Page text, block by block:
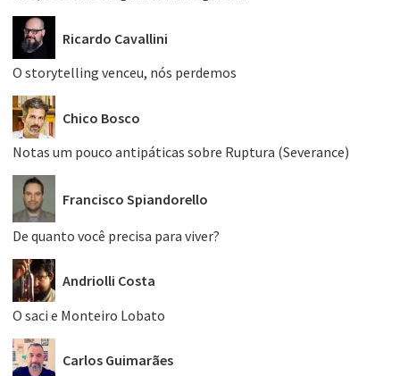
Ricardo Cavallini
O storytelling venceu, nós perdemos
Chico Bosco
Notas um pouco antipáticas sobre Ruptura (Severance)
Francisco Spiandorello
De quanto você precisa para viver?
Andriolli Costa
O saci e Monteiro Lobato
Carlos Guimarães